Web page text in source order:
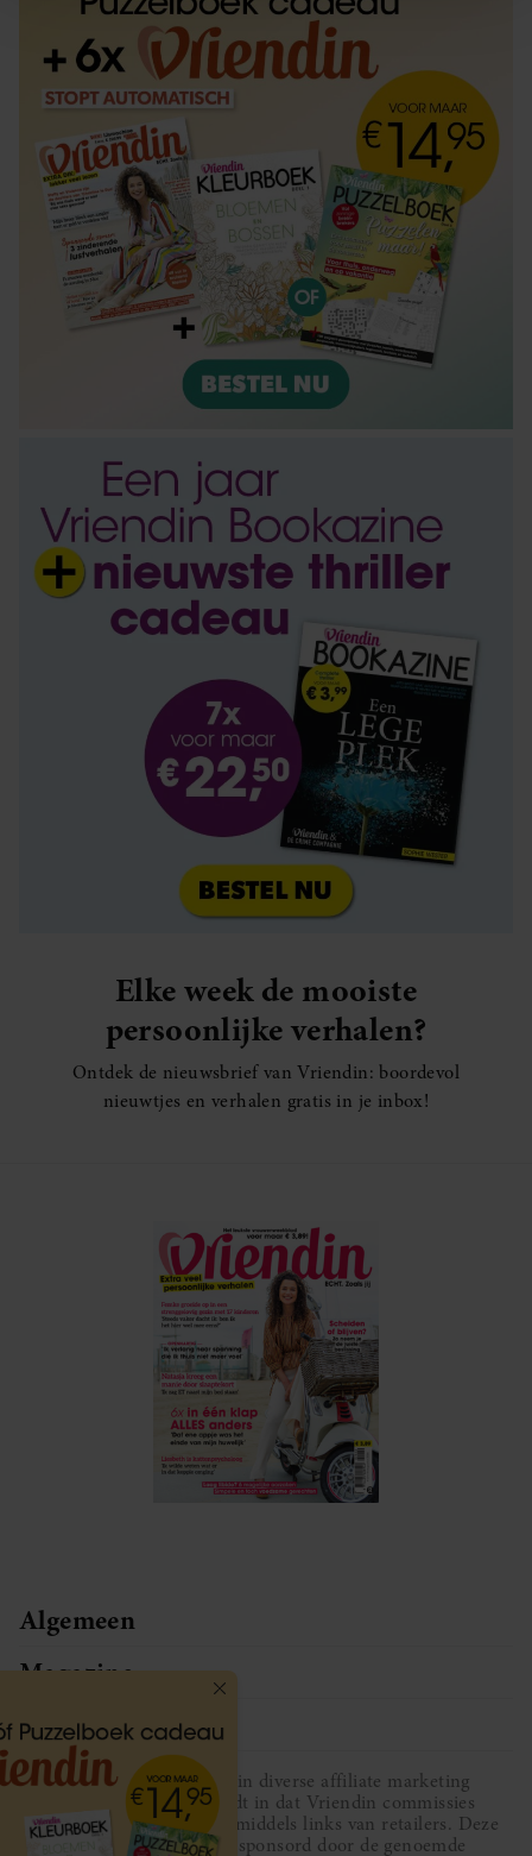
personaliseren, om functies voor social media te bieden
en om ons websiteverkeer te analyseren. Ook delen we
informatie over uw gebruik van onze site met onze
partners voor social media, adverteren en analyse. Deze
partners kunnen deze gegevens combineren met andere
informatie die u aan ze heeft verstrekt of die ze hebben
verzameld op basis van uw gebruik van hun services. U
gaat akkoord met onze cookies als u onze website blijft
gebruiken.
Elke week de mooiste
persoonlijke verhalen?
Ontdek de nieuwsbrief van Vriendin: boordevol
nieuwtjes en verhalen gratis in je inbox!
Algemeen
Magazine
Service
Vriendin participeert in diverse affiliate marketing
programma’s, dat houdt in dat Vriendin commissies
ontvangt voor aankopen middels links van retailers. Deze
website wordt niet gesponsord door de genoemde